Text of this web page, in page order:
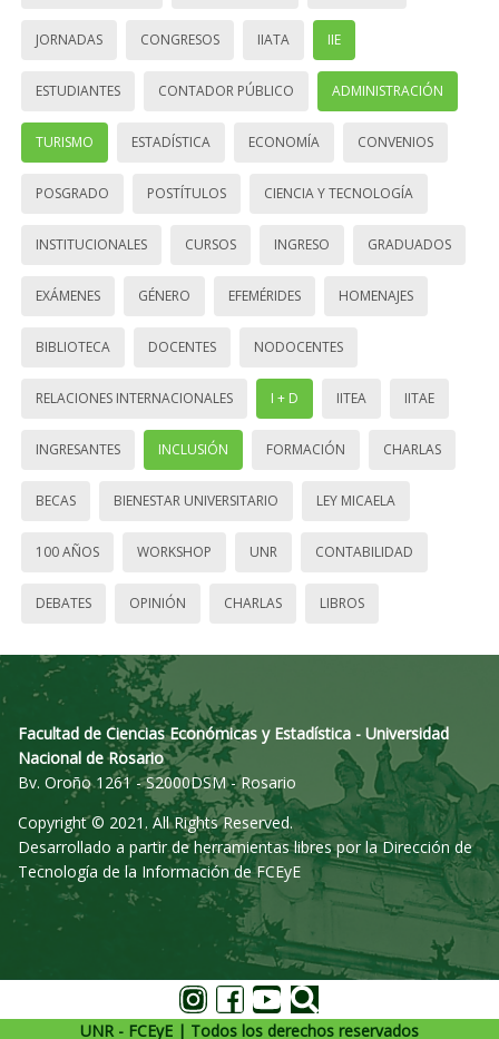
JORNADAS CONGRESOS IIATA IIE
ESTUDIANTES CONTADOR PÚBLICO ADMINISTRACIÓN
TURISMO ESTADÍSTICA ECONOMÍA CONVENIOS
POSGRADO POSTÍTULOS CIENCIA Y TECNOLOGÍA
INSTITUCIONALES CURSOS INGRESO GRADUADOS
EXÁMENES GÉNERO EFEMÉRIDES HOMENAJES
BIBLIOTECA DOCENTES NODOCENTES
RELACIONES INTERNACIONALES I + D IITEA IITAE
INGRESANTES INCLUSIÓN FORMACIÓN CHARLAS
BECAS BIENESTAR UNIVERSITARIO LEY MICAELA
100 AÑOS WORKSHOP UNR CONTABILIDAD
DEBATES OPINIÓN CHARLAS LIBROS
Facultad de Ciencias Económicas y Estadística - Universidad
Nacional de Rosario
Bv. Oroño 1261 - S2000DSM - Rosario
Copyright © 2021. All Rights Reserved.
Desarrollado a partir de herramientas libres por la Dirección de
Tecnología de la Información de FCEyE
UNR - FCEyE | Todos los derechos reservados